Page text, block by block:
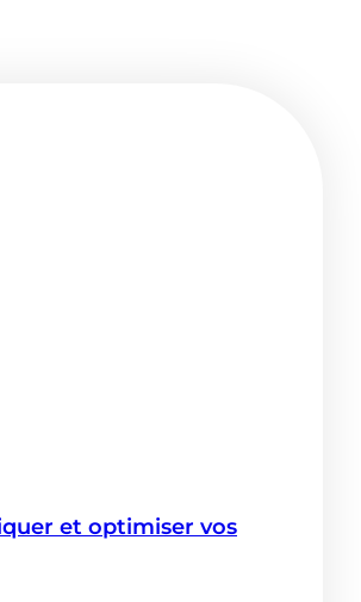
et optimiser vos